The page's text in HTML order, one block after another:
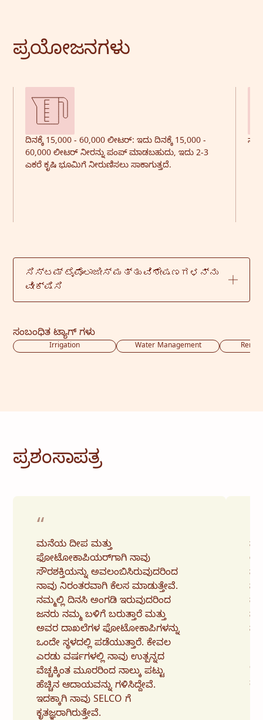
ಪ್ರಯೋಜನಗಳು
ದಿನಕ್ಕೆ 15,000 - 60,000 ಲೀಟರ್: ಇದು ದಿನಕ್ಕೆ 15,000 -
60,000 ಲೀಟರ್ ನೀರನ್ನು ಪಂಪ್ ಮಾಡಬಹುದು, ಇದು 2-3
ಎಕರೆ ಕೃಷಿ ಭೂಮಿಗೆ ನೀರುಣಿಸಲು ಸಾಕಾಗುತ್ತದೆ.
ಸಿಸ್ಟಮ್ ಟೈಪೊಲಾಜೀಸ್ ಮತ್ತು ವಿಶೇಷಣಗಳನ್ನು
ವೀಕ್ಷಿಸಿ
ಸಂಬಂಧಿತ ಟ್ಯಾಗ್ ಗಳು
Irrigation Water Management
ಪ್ರಶಂಸಾಪತ್ರ
“
ಮನೆಯ ದೀಪ ಮತ್ತು
ಫೋಟೋಕಾಪಿಯರ್‌ಗಾಗಿ ನಾವು
ಸೌರಶಕ್ತಿಯನ್ನು ಅವಲಂಬಿಸಿರುವುದರಿಂದ
ನಾವು ನಿರಂತರವಾಗಿ ಕೆಲಸ ಮಾಡುತ್ತೇವೆ.
ನಮ್ಮಲ್ಲಿ ದಿನಸಿ ಅಂಗಡಿ ಇರುವುದರಿಂದ
ಜನರು ನಮ್ಮ ಬಳಿಗೆ ಬರುತ್ತಾರೆ ಮತ್ತು
ಅವರ ದಾಖಲೆಗಳ ಫೋಟೋಕಾಪಿಗಳನ್ನು
ಒಂದೇ ಸ್ಥಳದಲ್ಲಿ ಪಡೆಯುತ್ತಾರೆ. ಕೇವಲ
ಎರಡು ವರ್ಷಗಳಲ್ಲಿ ನಾವು ಉತ್ಪನ್ನದ
ವೆಚ್ಚಕ್ಕಿಂತ ಮೂರರಿಂದ ನಾಲ್ಕು ಪಟ್ಟು
ಹೆಚ್ಚಿನ ಆದಾಯವನ್ನು ಗಳಿಸಿದ್ದೇವೆ.
ಇದಕ್ಕಾಗಿ ನಾವು SELCO ಗೆ
ಕೃತಜ್ಞರಾಗಿರುತ್ತೇವೆ.